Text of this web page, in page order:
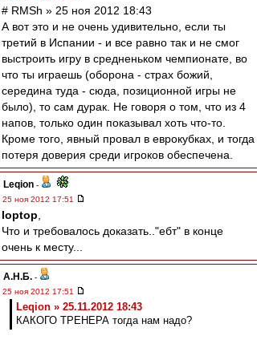
# RMSh » 25 ноя 2012 18:43
А вот это и не очень удивительно, если ты
третий в Испании - и все равно так и не смог
выстроить игру в средненьком чемпионате, во
что ты играешь (оборона - страх божий,
середина туда - сюда, позиционной игры не
было), то сам дурак. Не говоря о том, что из 4
напов, только один показывал хоть что-то.
Кроме того, явный провал в еврокубках, и тогда
потеря доверия среди игроков обеспечена.
Leqion -
25 ноя 2012 17:51
loptop
Что и требовалось доказать.."ебт" в конце
очень к месту...
А.Н.Б. -
25 ноя 2012 17:51
Leqion » 25.11.2012 18:43
КАКОГО ТРЕНЕРА тогда нам надо?